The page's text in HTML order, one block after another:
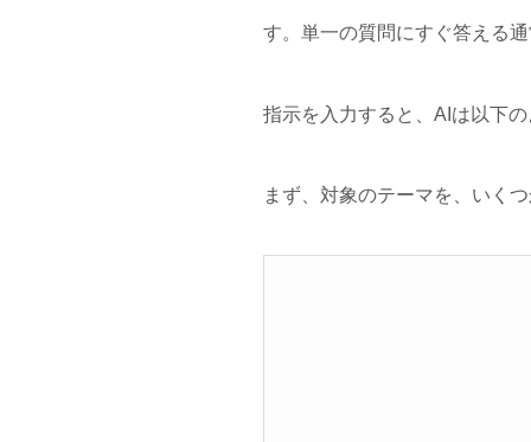
す。単一の質問にすぐ答える
指示を入力すると、AIは以下
まず、対象のテーマを、いく